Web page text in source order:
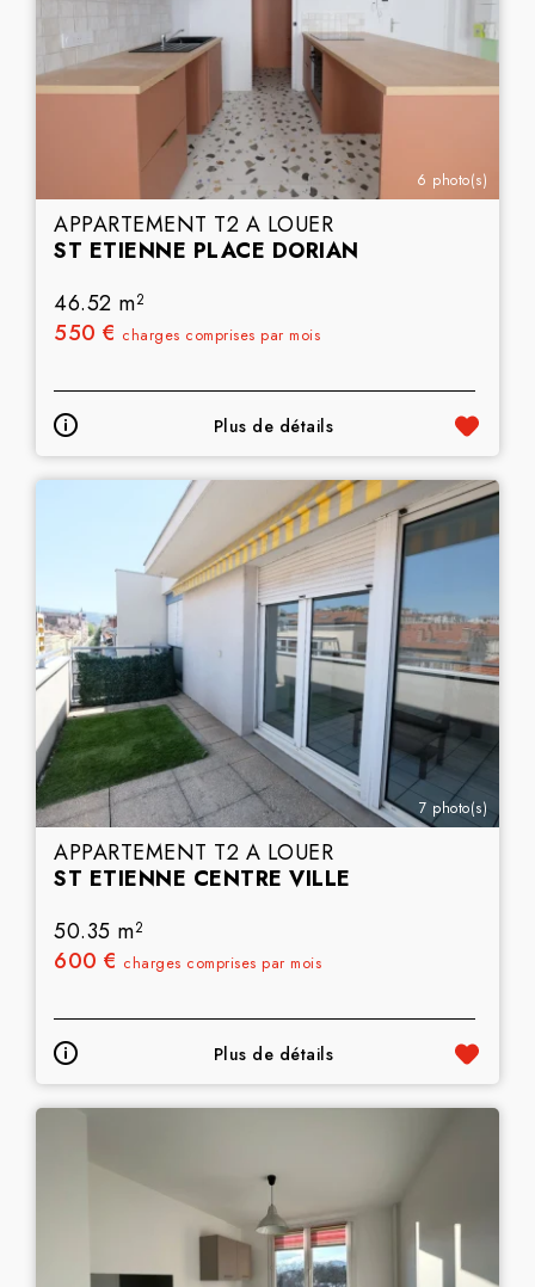
6 photo(s)
APPARTEMENT T2 A LOUER
ST ETIENNE PLACE DORIAN
46.52 m2
550 € charges comprises par mois
Plus de détails
7 photo(s)
APPARTEMENT T2 A LOUER
ST ETIENNE CENTRE VILLE
50.35 m2
600 € charges comprises par mois
Plus de détails